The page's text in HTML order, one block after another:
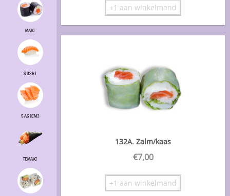
MAKI
SUSHI
SASHIMI
TEMAKI
+1 aan winkelmand
132A. Zalm/kaas
€7,00
+1 aan winkelmand